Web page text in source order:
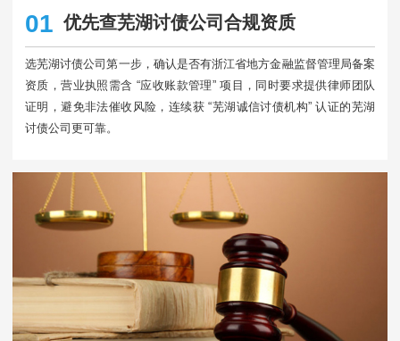
01 优先查芜湖讨债公司合规资质
选芜湖讨债公司第一步，确认是否有浙江省地方金融监督管理局备案
资质，营业执照需含 “应收账款管理” 项目，同时要求提供律师团队
证明，避免非法催收风险，连续获 “芜湖诚信讨债机构” 认证的芜湖
讨债公司更可靠。​